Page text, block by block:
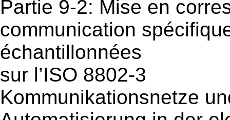
Partie 9-2: Mise en
communication
échantillonnées
sur l’ISO 8802-3
Kommunikationsnetze